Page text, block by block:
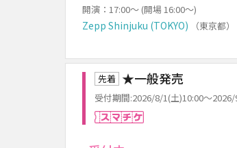
開演：17:00～ (開場 16:00～)
Zepp Shinjuku (TOKYO) （東京都）
先着 ★一般発売
受付期間:2026/8/1(土)10:00～